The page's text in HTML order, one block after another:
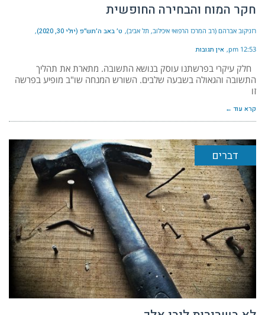
חקר המוח והבחירה החופשית
רזניקוב אברהם (רב המרכז הרפואי איכילוב, תל אביב) ט׳ באב ה׳תש״פ (יולי 30, 2020)
12:53 pm אין תגובות
חלק עיקרי בפרשתנו עוסק בנושא התשובה. מתארת את תהליך
התשובה והגאולה בשבעה שלבים. השורש המנחה שו"ב מופיע בפרשה
זו
קרא עוד ←
דברים